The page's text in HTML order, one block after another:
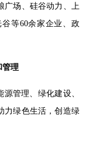
广场、硅谷动力、上
等60余家企业、政
管理
管理、绿化建设、
力绿色生活，创造绿